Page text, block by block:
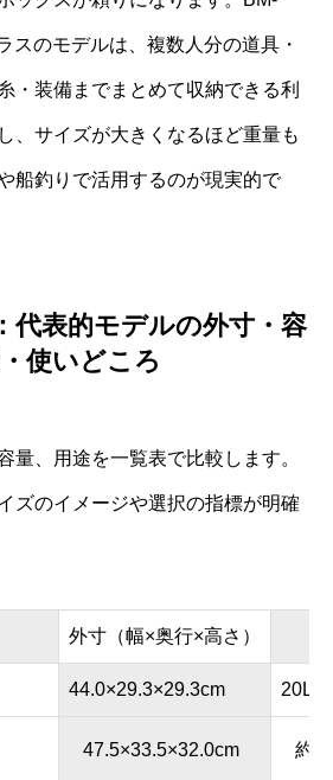
スのモデルは、複数人分の道具・
・装備までまとめて収納できる利
、サイズが大きくなるほど重量も
船釣りで活用するのが現実的で
代表的モデルの外寸・容
使いどころ
量、用途を一覧表で比較します。
ズのイメージや選択の指標が明確
外寸（幅×奥行×高さ）
44.0×29.3×29.3cm 20L
47.5×33.5×32.0cm 約